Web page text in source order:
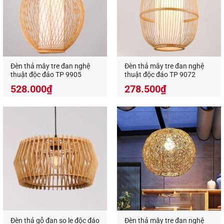
Xem thêm các sản phẩm đèn gỗ trang trí tại đây
Một số lưu ý khi sử dụng đèn gổ thả trần
Việc tuân thủ những lưu ý dưới đây sẽ giúp cho
đèn gỗ decor
trở nên đẹp hơn, tuổi thọ lâu
hơn và giữ được màu sắc nguyên bản của chúng:
Treo trực tiếp dưới ánh nắng chói chang cũng
không nên bạn nhé.
Không tiếp xúc với mưa, hay nơi có nhiều hơi
ẩm.
Tránh sử dụng ở những khu vực có lửa, hay dễ
Sử dụng bóng đèn ánh sáng vàng để làm nổi
Đèn thả mây tre đan nghệ
thuật độc đáo TP 9905
528.000₫
Đèn thả mây tre đan nghệ
thuật độc đáo TP 9072
278.500₫
Đèn thả gỗ đan so le độc đáo
Đèn thả mây tre đan nghệ